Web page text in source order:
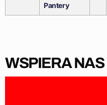
Pantery
WSPIERA NAS